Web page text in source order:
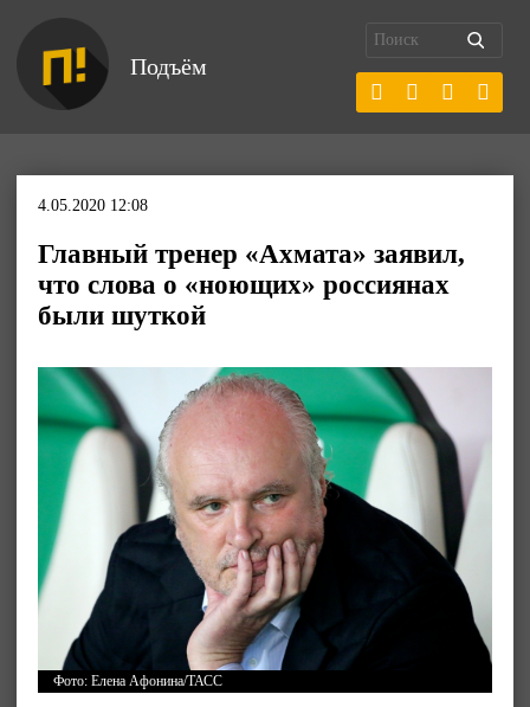
Подъём
4.05.2020 12:08
Главный тренер «Ахмата» заявил,
что слова о «ноющих» россиянах
были шуткой
Фото: Елена Афонина/ТАСС